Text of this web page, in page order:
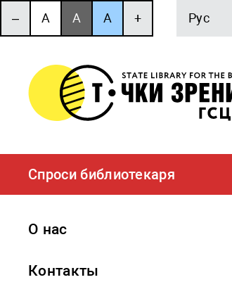
‒ A A A + Рус
Спроси библиотекаря
О нас
Контакты